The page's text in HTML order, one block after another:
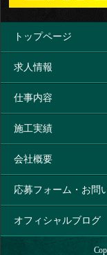
トップページ
求人情報
仕事内容
施工実績
会社概要
応募フォーム・お問
オフィシャルブログ